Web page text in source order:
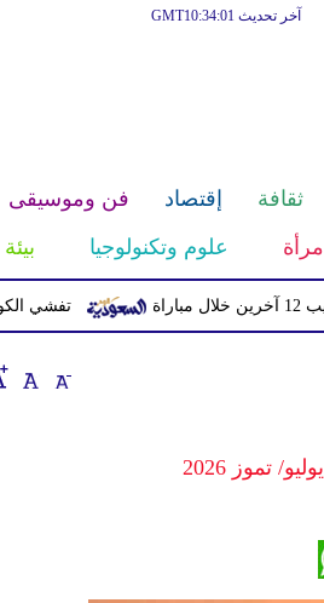
آخر تحديث GMT10:34:01
ثقافة إقتصاد فن وموسيقى
مرأة علوم وتكنولوجيا بيئة
تفشي الكوليرا في